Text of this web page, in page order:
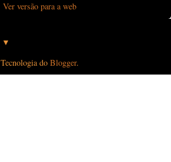
Ver versão para a web
▼
Tecnologia do Blogger.